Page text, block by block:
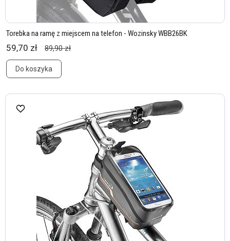
Torebka na ramę z miejscem na telefon - Wozinsky WBB26BK
59,70 zł 89,90 zł
Do koszyka